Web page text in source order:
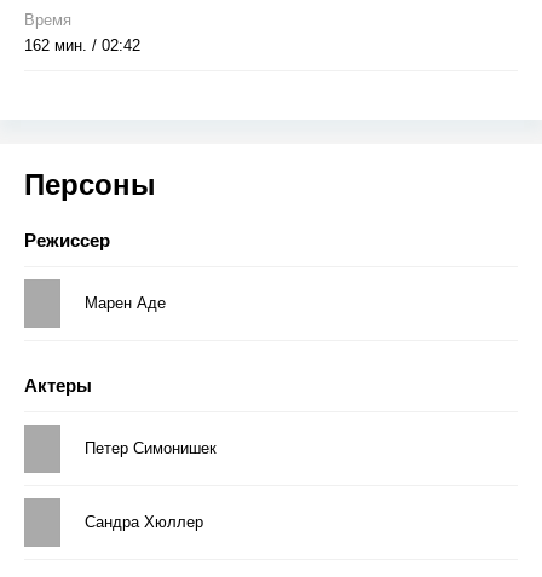
Время
162 мин. / 02:42
Персоны
Режиссер
Марен Аде
Актеры
Петер Симонишек
Сандра Хюллер